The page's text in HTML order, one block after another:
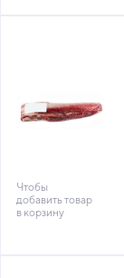
Чтобы
добавить товар
в корзину